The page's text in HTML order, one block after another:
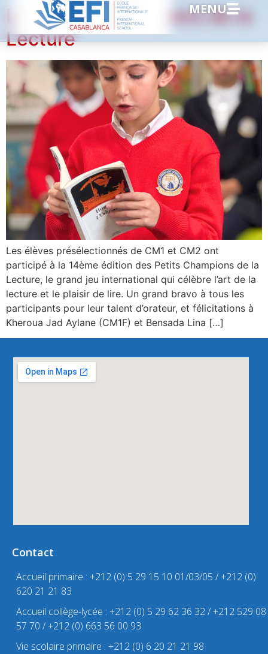
MENU
Les Petits Champions de la
Lecture
Les élèves présélectionnés de CM1 et CM2 ont
participé à la 14ème édition des Petits Champions de la
Lecture, le grand jeu international qui célèbre l’art de la
lecture et le plaisir de lire. Un grand bravo à tous les
participants pour leur talent d’orateur, et félicitations à
Kheroua Jad Aylane (CM1F) et Bensada Lina […]
Contact
Accueil primaire : +212 (0) 5 29 15 10 01/03/05 / +212 (0)
620 21 21 83
Accueil collège-lycée : +212 (0) 5 29 62 36 32 / +212 529 08
57 70 / +212 (0) 663 56 00 93
Vie scolaire primaire : +212 (0) 6 20 21 21 98